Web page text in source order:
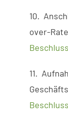
10.
over-
11.